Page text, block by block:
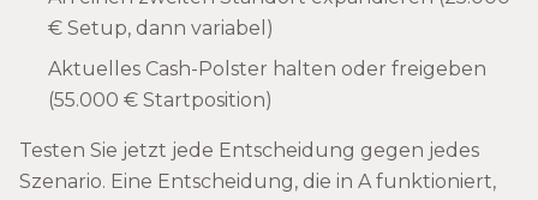
€ Setup, dann variabel)
Aktuelles Cash-Polster halten oder freigeben
(55.000 € Startposition)
Testen Sie jetzt jede Entscheidung gegen jedes
Szenario. Eine Entscheidung, die in A funktioniert,